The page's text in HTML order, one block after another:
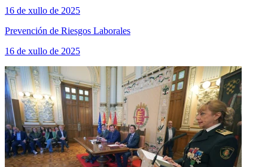
16 de xullo de 2025
Prevención de Riesgos Laborales
16 de xullo de 2025